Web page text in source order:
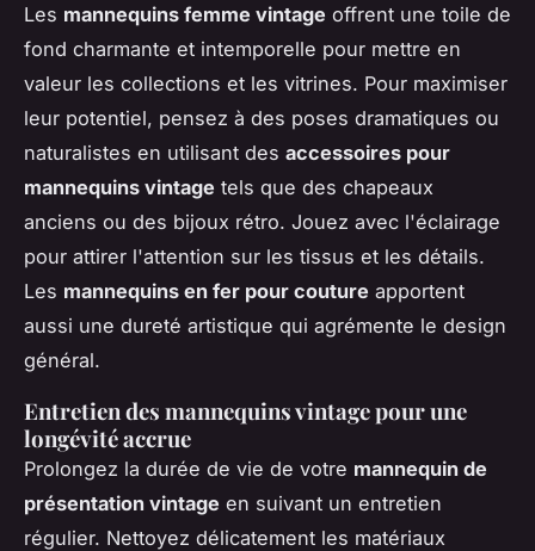
Les mannequins femme vintage offrent une toile de
fond charmante et intemporelle pour mettre en
valeur les collections et les vitrines. Pour maximiser
leur potentiel, pensez à des poses dramatiques ou
naturalistes en utilisant des accessoires pour
mannequins vintage tels que des chapeaux
anciens ou des bijoux rétro. Jouez avec l'éclairage
pour attirer l'attention sur les tissus et les détails.
Les mannequins en fer pour couture apportent
aussi une dureté artistique qui agrémente le design
général.
Entretien des mannequins vintage pour une
longévité accrue
Prolongez la durée de vie de votre mannequin de
présentation vintage en suivant un entretien
régulier. Nettoyez délicatement les matériaux